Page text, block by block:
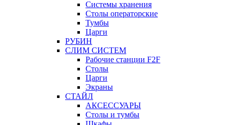
Системы хранения
Столы операторские
Тумбы
Царги
РУБИН
СЛИМ СИСТЕМ
Рабочие станции F2F
Столы
Царги
Экраны
СТАЙЛ
АКСЕССУАРЫ
Столы и тумбы